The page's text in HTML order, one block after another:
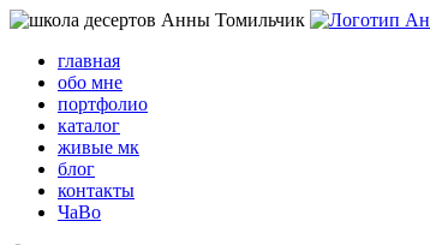
главная
обо мне
портфолио
каталог
живые мк
блог
контакты
ЧаВо